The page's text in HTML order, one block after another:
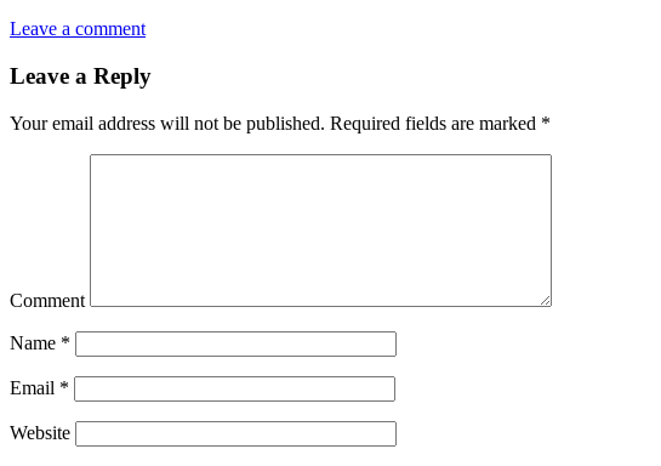
Leave a comment
Leave a Reply
Your email address will not be published. Required fields are marked *
Comment
Name *
Email *
Website